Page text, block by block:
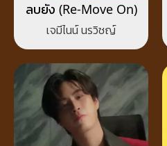
ลบยัง (Re-Move On)
เจมีไนน์ นรวิชญ์